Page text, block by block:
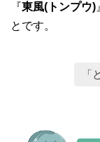
『東風(トンプウ)
とです。
「